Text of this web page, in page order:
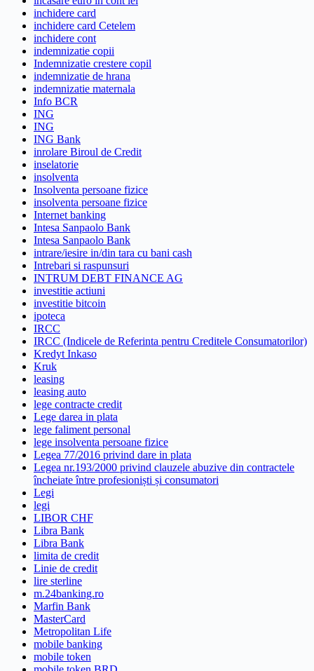
inchidere card
inchidere card Cetelem
inchidere cont
indemnizatie copii
Indemnizatie crestere copil
indemnizatie de hrana
indemnizatie maternala
Info BCR
ING
ING
ING Bank
inrolare Biroul de Credit
inselatorie
insolventa
Insolventa persoane fizice
insolventa persoane fizice
Internet banking
Intesa Sanpaolo Bank
Intesa Sanpaolo Bank
intrare/iesire in/din tara cu bani cash
Intrebari si raspunsuri
INTRUM DEBT FINANCE AG
investitie actiuni
investitie bitcoin
ipoteca
IRCC
IRCC (Indicele de Referinta pentru Creditele Consumatorilor)
Kredyt Inkaso
Kruk
leasing
leasing auto
lege contracte credit
Lege darea in plata
lege faliment personal
lege insolventa persoane fizice
Legea 77/2016 privind dare in plata
Legea nr.193/2000 privind clauzele abuzive din contractele
încheiate între profesioniști și consumatori
Legi
legi
LIBOR CHF
Libra Bank
Libra Bank
limita de credit
Linie de credit
lire sterline
m.24banking.ro
Marfin Bank
MasterCard
Metropolitan Life
mobile banking
mobile token